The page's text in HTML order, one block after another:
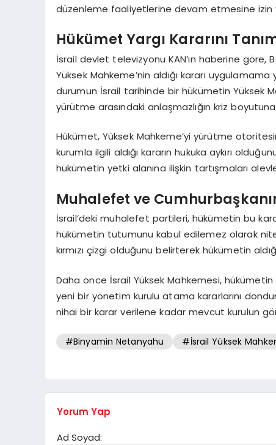
düzenleme faaliyetlerine devam etmesine izin
Hükümet Yargı Kararını
İsrail devlet televizyonu KAN’ın haberine
Yüksek Mahkeme’nin aldığı kararı
durumun İsrail tarihinde bir hükümetin Yüksek
yürütme arasındaki anlaşmazlığın kriz boyutuna
Hükümet, Yüksek Mahkeme’yi yürütme
kurumla ilgili aldığı kararın hukuka aykırı
hükümetin yetki alanına ilişkin tartışmaları
Muhalefet ve
İsrail’deki muhalefet partileri, hükümetin bu
hükümetin tutumunu kabul edilemez olarak
kırmızı çizgi olduğunu belirterek hükümetin
Daha önce İsrail Yüksek Mahkemesi, hükümetin
yeni bir yönetim kurulu atama kararlarını
nihai bir karar verilene kadar mevcut kurulun
#Binyamin Netanyahu #İsrail Yüksek
Yorum Yap
Ad Soyad: